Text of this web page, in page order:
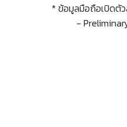
* ข้อมูลมือถือเปิดตั
-